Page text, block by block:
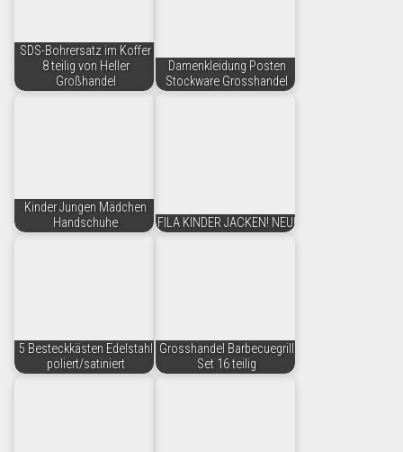
SDS-Bohrersatz im Koffer
8 teilig von Heller
Großhandel
Damenkleidung Posten
Stockware Grosshandel
Kinder Jungen Mädchen
Handschuhe
FILA KINDER JACKEN! NEU!
5 Besteckkästen Edelstahl
poliert/satiniert
Grosshandel Barbecuegrill
Set 16 teilig